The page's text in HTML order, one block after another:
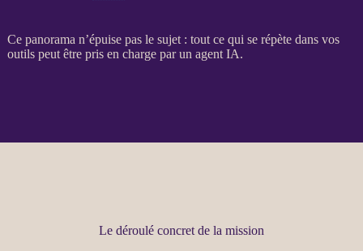
Ce panorama n’épuise pas le sujet : tout ce qui se répète dans vos
outils peut être pris en charge par un agent IA.
Le déroulé concret de la mission